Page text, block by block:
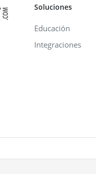
Soluciones
Educación
Integraciones